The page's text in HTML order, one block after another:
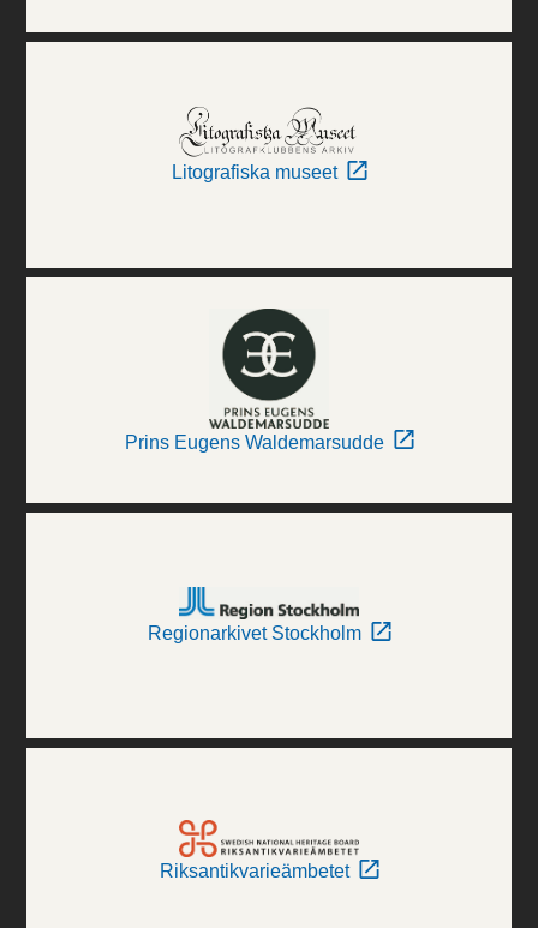
Litografiska museet
Prins Eugens Waldemarsudde
Regionarkivet Stockholm
Riksantikvarieämbetet